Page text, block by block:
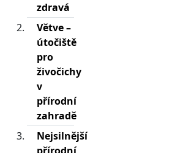
zdravá
Větve –
útočiště
pro
živočichy
v
přírodní
zahradě
Nejsilnější